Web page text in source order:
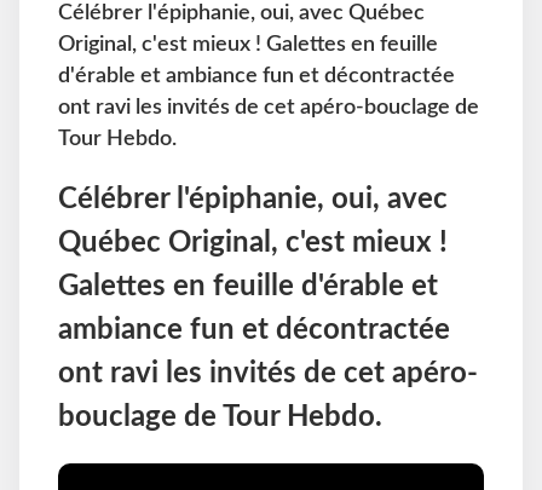
Célébrer l'épiphanie, oui, avec Québec
Original, c'est mieux ! Galettes en feuille
d'érable et ambiance fun et décontractée
ont ravi les invités de cet apéro-bouclage de
Tour Hebdo.
Célébrer l'épiphanie, oui, avec
Québec Original, c'est mieux !
Galettes en feuille d'érable et
ambiance fun et décontractée
ont ravi les invités de cet apéro-
bouclage de Tour Hebdo.